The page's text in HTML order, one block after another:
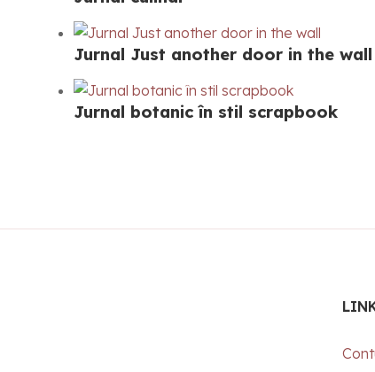
Jurnal Just another door in the wall
Jurnal botanic în stil scrapbook